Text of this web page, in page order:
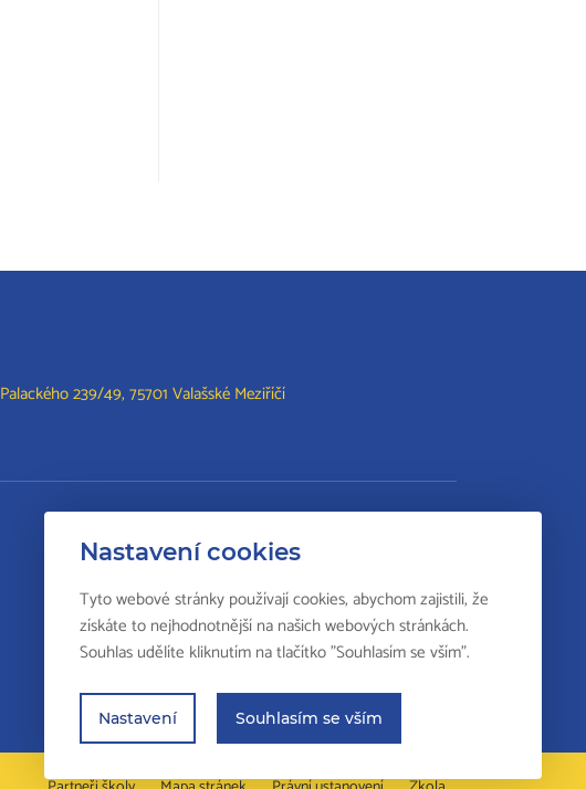
Nastavení cookies
Tyto webové stránky používají cookies, abychom zajistili, že
získáte to nejhodnotnější na našich webových stránkách.
Souhlas udělíte kliknutím na tlačítko "Souhlasím se vším".
Nastavení Souhlasím se vším
Palackého 239/49, 75701 Valašské Meziříčí
Další vzdělání
Odborná způsobilost k výkonu činností v
elektrotechnice
Národní soustava kvalifikací